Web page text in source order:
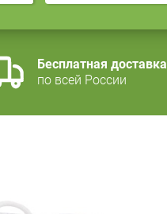
Бесплатная доставка
по всей России